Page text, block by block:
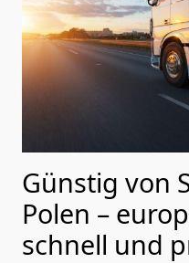
Günstig von
Polen –
schnell und